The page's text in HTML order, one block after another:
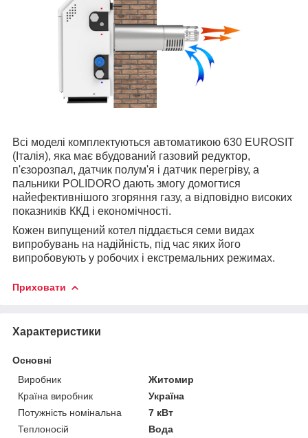
Всі моделі комплектуються автоматикою 630 EUROSIT
(Італія), яка має вбудований газовий редуктор,
п'єзорозпал, датчик полум'я і датчик перегріву, а
пальники POLIDORO дають змогу домогтися
найефективнішого згоряння газу, а відповідно високих
показників ККД і економічності.
Кожен випущений котел піддається семи видах
випробувань на надійність, під час яких його
випробовують у робочих і екстремальних режимах.
Приховати
Характеристики
Основні
Виробник
Житомир
Країна виробник
Україна
Потужність номінальна
7 кВт
Теплоносій
Вода